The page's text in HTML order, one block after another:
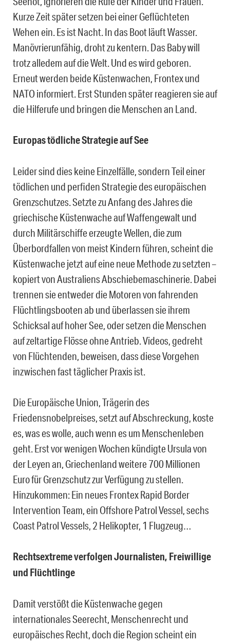
Kurze Zeit später setzen bei einer Geflüchteten
Wehen ein. Es ist Nacht. In das Boot läuft Wasser.
Manövrierunfähig, droht zu kentern. Das Baby will
trotz alledem auf die Welt. Und es wird geboren.
Erneut werden beide Küstenwachen, Frontex und
NATO informiert. Erst Stunden später reagieren sie auf
die Hilferufe und bringen die Menschen an Land.
Europas tödliche Strategie auf See
Leider sind dies keine Einzelfälle, sondern Teil einer
tödlichen und perfiden Strategie des europäischen
Grenzschutzes. Setzte zu Anfang des Jahres die
griechische Küstenwache auf Waffengewalt und
durch Militärschiffe erzeugte Wellen, die zum
Überbordfallen von meist Kindern führen, scheint die
Küstenwache jetzt auf eine neue Methode zu setzten –
kopiert von Australiens Abschiebemaschinerie. Dabei
trennen sie entweder die Motoren von fahrenden
Flüchtlingsbooten ab und überlassen sie ihrem
Schicksal auf hoher See, oder setzen die Menschen
auf zeltartige Flösse ohne Antrieb. Videos, gedreht
von Flüchtenden, beweisen, dass diese Vorgehen
inzwischen fast täglicher Praxis ist.
Die Europäische Union, Trägerin des
Friedensnobelpreises, setzt auf Abschreckung, koste
es, was es wolle, auch wenn es um Menschenleben
geht. Erst vor wenigen Wochen kündigte Ursula von
der Leyen an, Griechenland weitere 700 Millionen
Euro für Grenzschutz zur Verfügung zu stellen.
Hinzukommen: Ein neues Frontex Rapid Border
Intervention Team, ein Offshore Patrol Vessel, sechs
Coast Patrol Vessels, 2 Helikopter, 1 Flugzeug…
Rechtsextreme verfolgen Journalisten, Freiwillige
und Flüchtlinge
Damit verstößt die Küstenwache gegen
internationales Seerecht, Menschenrecht und
europäisches Recht, doch die Region scheint ein